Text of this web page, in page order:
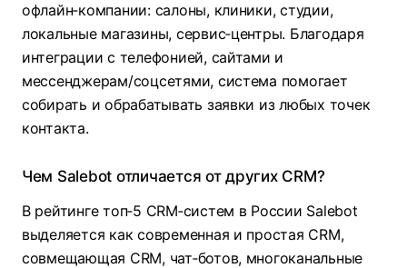
офлайн‑компании: салоны, клиники, студии,
локальные магазины, сервис‑центры. Благодаря
интеграции с телефонией, сайтами и
мессенджерам/соцсетями, система помогает
собирать и обрабатывать заявки из любых точек
контакта.
Чем Salebot отличается от других CRM?
В рейтинге топ‑5 CRM‑систем в России Salebot
выделяется как современная и простая CRM,
совмещающая CRM, чат‑ботов, многоканальные